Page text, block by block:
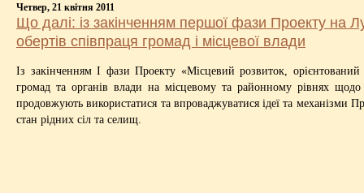
Четвер, 21 квітня 2011
Що далі: із закінченням першої фази Проекту на
обертів співпраця громад і місцевої влади
Із закінченням І фази Проекту «Місцевий розвиток, орієнтований
громад та органів влади на місцевому та районному рівнях
продовжують використатися та впроваджуватися ідеї та механізми
стан рідних сіл та селищ.